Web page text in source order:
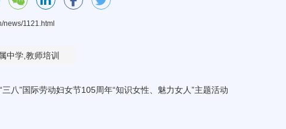
news/1121.html
中学,教师培训
三八”国际劳动妇女节105周年“知识女性、魅力女人”主题活动